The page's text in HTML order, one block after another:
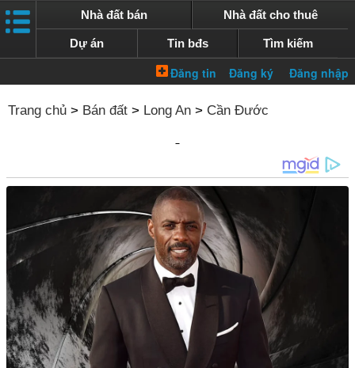
Nhà đất bán Nhà đất cho thuê
Dự án Tin bđs Tìm kiếm
Trang chủ > Bán đất > Long An > Cần Đước